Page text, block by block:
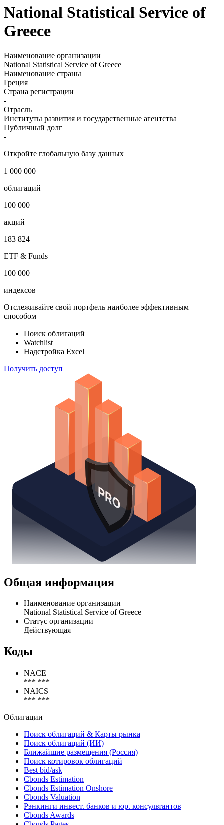
National Statistical Service of
Greece
Наименование организации
National Statistical Service of Greece
Наименование страны
Греция
Страна регистрации
-
Отрасль
Институты развития и государственные агентства
Публичный долг
-
Откройте глобальную базу данных
1 000 000
облигаций
100 000
акций
183 824
ETF & Funds
100 000
индексов
Отслеживайте свой портфель наиболее эффективным
способом
Поиск облигаций
Watchlist
Надстройка Excel
Получить доступ
Общая информация
Наименование организации
National Statistical Service of Greece
Статус организации
Действующая
Коды
NACE
*** ***
NAICS
*** ***
Облигации
Поиск облигаций & Карты рынка
Поиск облигаций (ИИ)
Ближайшие размещения (Россия)
Поиск котировок облигаций
Best bid/ask
Cbonds Estimation
Cbonds Estimation Onshore
Cbonds Valuation
Рэнкинги инвест. банков и юр. консультантов
Cbonds Awards